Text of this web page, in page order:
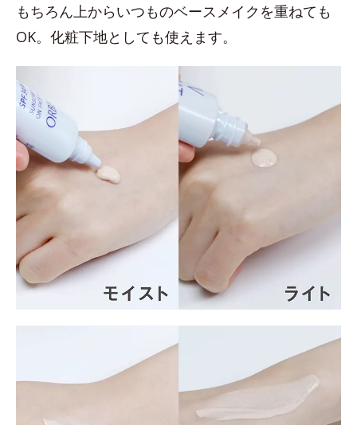
もちろん上からいつものベースメイクを重ねても
OK。化粧下地としても使えます。